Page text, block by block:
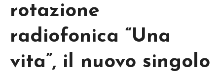
rotazione
radiofonica “Una
vita”, il nuovo singolo